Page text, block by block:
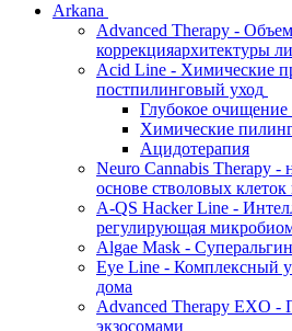
Arkana
Advanced Therapy -
коррекцияархитектуры
Acid Line - Химические
постпилинговый уход
Глубокое очищение
Химические
Ацидотерапия
Neuro Cannabis Therapy -
основе стволовых
A-QS Hacker Line -
регулирующая
Algae Mask -
Eye Line - Комплексный
дома
Advanced Therapy EXO -
экзосомами